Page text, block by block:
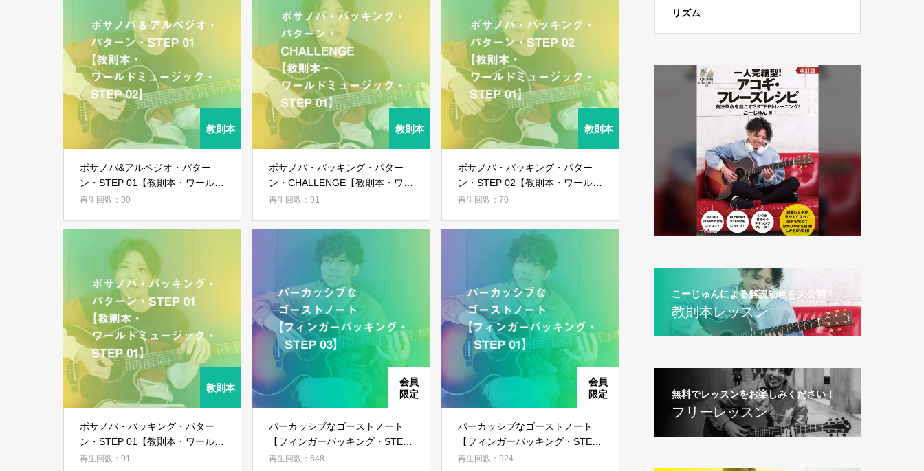
ボサノバ&アルペジオ・パター
ン・STEP 01【教則本・ワールド
ミュージック・STEP 02】
再生回数：90
ボサノバ・バッキング・パター
ン・CHALLENGE【教則本・ワー
ルドミュージック・STEP 01】
再生回数：91
ボサノバ・バッキング・パター
ン・STEP 02【教則本・ワールド
ミュージック・STEP 01】
再生回数：70
ボサノバ・バッキング・パター
ン・STEP 01【教則本・ワールド
ミュージック・STEP 01】
再生回数：91
パーカッシブなゴーストノート
【フィンガーバッキング・STEP
03】
再生回数：648
パーカッシブなゴーストノート
【フィンガーバッキング・STEP
01】
再生回数：924
リズム
こーじゅんによる解説動画を大公開！
教則本レッスン
無料でレッスンをお楽しみください！
フリーレッスン
ログイン
ログイン情報を記憶する
パスワードを忘れた場合
会員ではない方は会員登録してください
新規会員登録